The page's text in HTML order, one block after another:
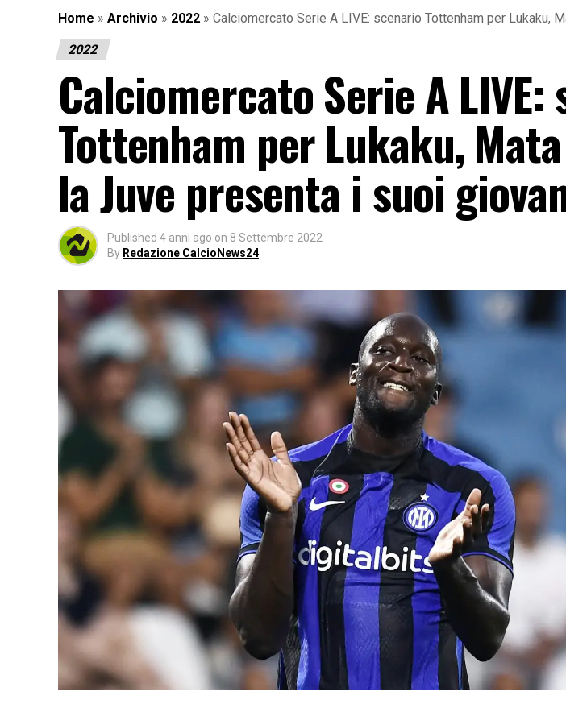
Home » Archivio » 2022 » Calciomercato Serie A LIVE: scenario Tottenham per Lukaku,
2022
Calciomercato Serie A LIVE:
Tottenham per Lukaku,
la Juve presenta i suoi
Published 4 anni ago on 8 Settembre 2022
By Redazione CalcioNews24